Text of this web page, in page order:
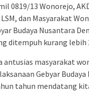
0819/13 Wonorejo,
dan Masyarakat
Budaya Nusantara
ditempuh kurang lebih
antusias masyarakat
Gebyar
tahun mendatang